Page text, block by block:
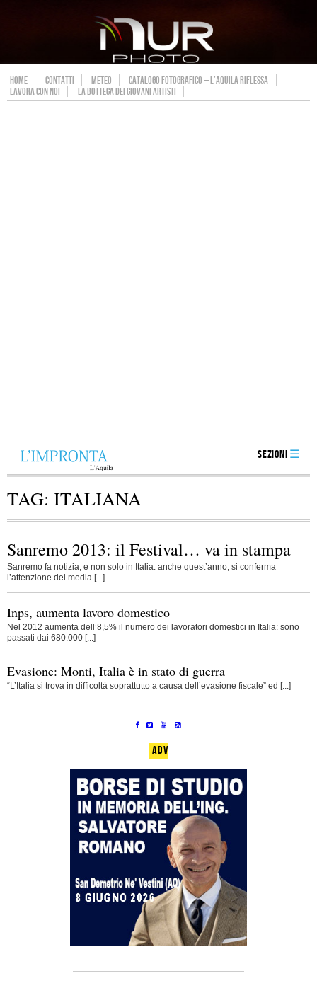
HOME CONTATTI METEO
CATALOGO FOTOGRAFICO – L’AQUILA RIFLESSA
LAVORA CON NOI
LA BOTTEGA DEI GIOVANI ARTISTI
Sezioni
TAG: ITALIANA
Sanremo 2013: il Festival… va in stampa
Sanremo fa notizia, e non solo in Italia: anche quest’anno, si conferma
l’attenzione dei media [...]
Inps, aumenta lavoro domestico
Nel 2012 aumenta dell’8,5% il numero dei lavoratori domestici in Italia: sono
passati dai 680.000 [...]
Evasione: Monti, Italia è in stato di guerra
“L’Italia si trova in difficoltà soprattutto a causa dell’evasione fiscale” ed [...]
ADV